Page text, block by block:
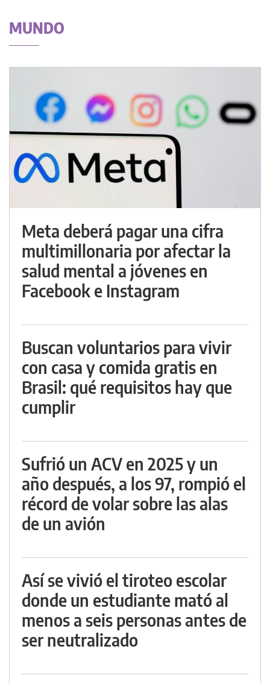
MUNDO
Meta deberá pagar una cifra
multimillonaria por afectar la
salud mental a jóvenes en
Facebook e Instagram
Buscan voluntarios para vivir
con casa y comida gratis en
Brasil: qué requisitos hay que
cumplir
Sufrió un ACV en 2025 y un
año después, a los 97, rompió el
récord de volar sobre las alas
de un avión
Así se vivió el tiroteo escolar
donde un estudiante mató al
menos a seis personas antes de
ser neutralizado